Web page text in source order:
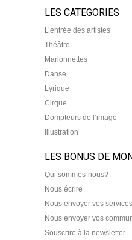
LES CATEGORIES
L’entrée des artistes
Théâtre
Marionnettes
Danse
Lyrique
Cirque
Dompteurs de l’image
Illustration
LES BONUS DE
Qui sommes-nous?
Nous écrire
Nous envoyer vos
Nous envoyer vos
Souscrire à la newsletter